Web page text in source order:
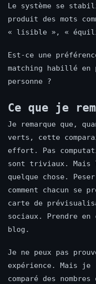
Le système se
produit des mots
« lisible », «
Est-ce une
matching habillé en
personne ?
Ce que je
Je remarque que,
verts, cette
effort. Pas
sont triviaux. Mais
quelque chose.
comment chacun se
carte de
sociaux. Prendre en
blog.
Je ne peux pas
expérience. Mais je
comparé des